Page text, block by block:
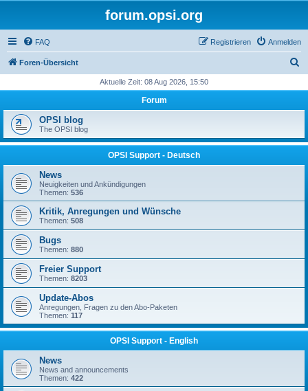
forum.opsi.org
FAQ Anmelden
Registrieren
Foren-Übersicht
h
Aktuelle Zeit: 08 Aug 2026, 15:50
Forum
OPSI blog
The OPSI blog
OPSI Support - Deutsch
News
Neuigkeiten und Ankündigungen
Themen: 536
Kritik, Anregungen und Wünsche
Themen: 508
Bugs
Themen: 880
Freier Support
Themen: 8203
Update-Abos
Anregungen, Fragen zu den Abo-Paketen
Themen: 117
OPSI Support - English
News
News and announcements
Themen: 422